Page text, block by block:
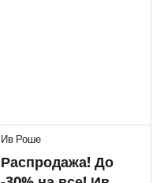
Ив Роше
Распродажа! До